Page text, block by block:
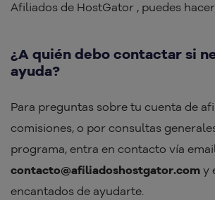
Afiliados de HostGator , puedes
¿A quién debo contactar si
ayuda?
Para preguntas sobre tu cuenta de
comisiones, o por consultas
programa, entra en contacto vía
contacto@afiliadoshostgator.com y
encantados de ayudarte.